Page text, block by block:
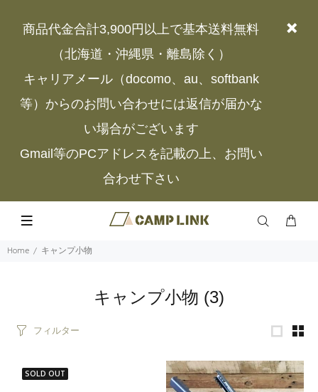
商品代金合計3,900円以上で基本送料無料
（北海道・沖縄県・離島除く）
キャリアメール（docomo、au、softbank
等）からのお問い合わせには返信が届かな
い場合がございます
Gmail等のPCアドレスを記載の上、お問い
合わせ下さい
Home キャンプ小物
キャンプ小物 (3)
フィルター
SOLD OUT